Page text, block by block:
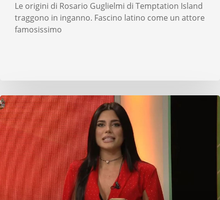
Le origini di Rosario Guglielmi di Temptation Island
traggono in inganno. Fascino latino come un attore
famosissimo